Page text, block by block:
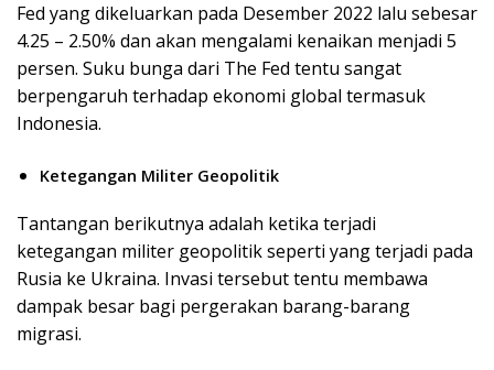
Fed yang dikeluarkan pada Desember 2022 lalu sebesar
4.25 – 2.50% dan akan mengalami kenaikan menjadi 5
persen. Suku bunga dari The Fed tentu sangat
berpengaruh terhadap ekonomi global termasuk
Indonesia.
Ketegangan Militer Geopolitik
Tantangan berikutnya adalah ketika terjadi
ketegangan militer geopolitik seperti yang terjadi pada
Rusia ke Ukraina. Invasi tersebut tentu membawa
dampak besar bagi pergerakan barang-barang
migrasi.